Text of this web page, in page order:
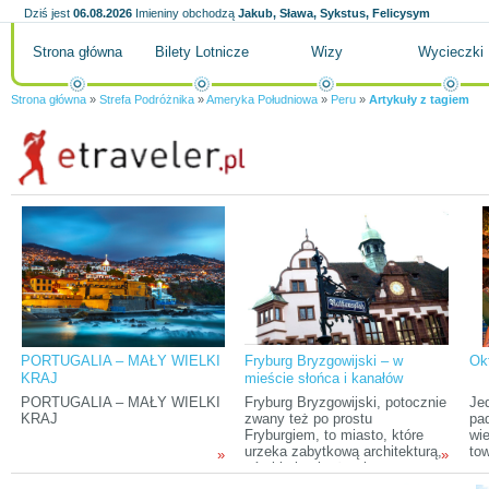
Dziś jest 06.08.2026 Imieniny obchodzą Jakub, Sława, Sykstus, Felicysym
Strona główna Bilety Lotnicze Wizy Wycieczki
Strona główna » Strefa Podróżnika »Ameryka Południowa » Peru » Artykuły z tagiem
PORTUGALIA – MAŁY WIELKI
KRAJ
PORTUGALIA – MAŁY WIELKI
KRAJ
»
Fryburg Bryzgowijski – w
mieście słońca i kanałów
Fryburg Bryzgowijski, potocznie
zwany też po prostu
Fryburgiem, to miasto, które
urzeka zabytkową architekturą,
górskimi pejzażami,
»